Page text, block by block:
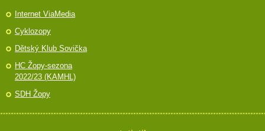
Internet ViaMedia
Cyklozopy
Dětský Klub Sovička
HC Žopy-sezona
2022/23 (KAMHL)
SDH Žopy